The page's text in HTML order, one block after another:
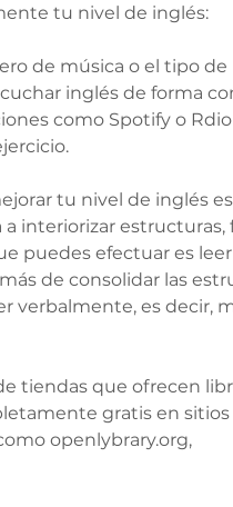
tu nivel de inglés:
de música o el tipo de
inglés de forma
como Spotify o
tu nivel de inglés
interiorizar estructuras,
puedes efectuar es
de consolidar las
verbalmente, es decir,
tiendas que ofrecen
gratis en
openlybrary.org,